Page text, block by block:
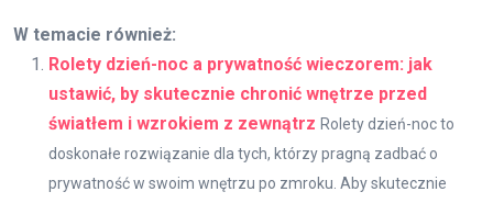
W temacie również:
Rolety dzień-noc a prywatność wieczorem: jak
ustawić, by skutecznie chronić wnętrze przed
światłem i wzrokiem z zewnątrz Rolety dzień-noc to
doskonałe rozwiązanie dla tych, którzy pragną zadbać o
prywatność w swoim wnętrzu po zmroku. Aby skutecznie